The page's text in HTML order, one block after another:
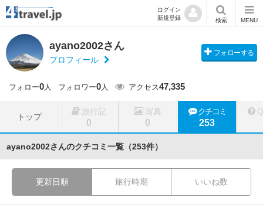
ログイン
新規登録
検索 MENU
ayano2002さん
プロフィール
フォローする
フォロー0人 フォロワー0人 アクセス47,335
トップ
旅行記
0
写真
0
クチコミ
253
ayano2002さんのクチコミ一覧（253件）
更新日順 旅行時期 いいね数